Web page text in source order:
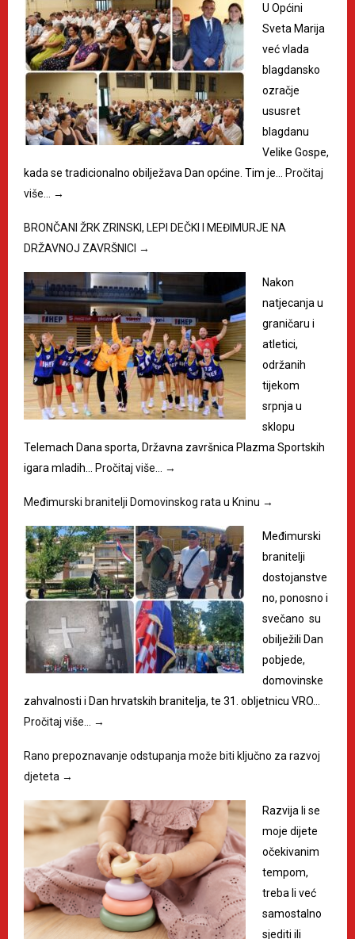
U Općini
Sveta Marija
već vlada
blagdansko
ozračje
ususret
blagdanu
Velike Gospe,
kada se tradicionalno obilježava Dan općine. Tim je…
Pročitaj
više…
→
BRONČANI ŽRK ZRINSKI, LEPI DEČKI I MEĐIMURJE NA
DRŽAVNOJ ZAVRŠNICI →
Nakon
natjecanja u
graničaru i
atletici,
održanih
tijekom
srpnja u
sklopu
Telemach Dana sporta, Državna završnica Plazma Sportskih
igara mladih…
Pročitaj više… →
Međimurski branitelji Domovinskog rata u Kninu →
Međimurski
branitelji
dostojanstve
no, ponosno i
svečano su
obilježili Dan
pobjede,
domovinske
zahvalnosti i Dan hrvatskih branitelja, te 31. obljetnicu VRO…
Pročitaj više…
→
Rano prepoznavanje odstupanja može biti ključno za razvoj
djeteta →
Razvija li se
moje dijete
očekivanim
tempom,
treba li već
samostalno
sjediti ili